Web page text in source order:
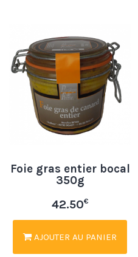
Foie gras entier bocal
350g
42.50€
AJOUTER AU PANIER